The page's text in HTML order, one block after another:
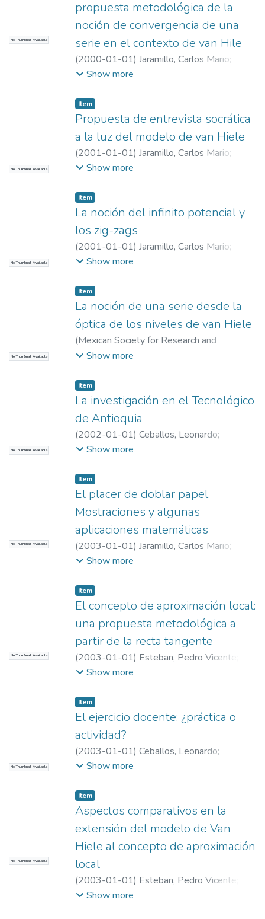
No Thumbnail Available
propuesta metodológica de la
noción de convergencia de una
serie en el contexto de van Hile
(2000-01-01) Jaramillo, Carlos Mario;
JARAMILLO, CARLOS MARIO
Educación Matemática e Historia (EAFIT –
U de A)
Show more
No Thumbnail Available
Item
Propuesta de entrevista socrática
a la luz del modelo de van Hiele
(2001-01-01) Jaramillo, Carlos Mario;
JARAMILLO, CARLOS MARIO
Educación Matemática e Historia (EAFIT –
U de A)
Show more
No Thumbnail Available
Item
La noción del infinito potencial y
los zig-zags
(2001-01-01) Jaramillo, Carlos Mario;
JARAMILLO, CARLOS MARIO
Educación Matemática e Historia (EAFIT –
U de A)
Show more
No Thumbnail Available
Item
La noción de una serie desde la
óptica de los niveles de van Hiele
(Mexican Society for Research and
Dissemination of Mathematics Education
JARAMILLO, CARLOS MARIO
EAFIT. Departamento de Ciencias;
Educación Matemática e Historia (EAFIT –
U de A)
Show more
No Thumbnail Available
Item
La investigación en el Tecnológico
de Antioquia
(2002-01-01) Ceballos, Leonardo;
Ceballos, Leonardo
Matemática e Historia (EAFIT – U de A)
Show more
No Thumbnail Available
Item
El placer de doblar papel.
Mostraciones y algunas
aplicaciones matemáticas
(2003-01-01) Jaramillo, Carlos Mario;
JARAMILLO, CARLOS MARIO
Educación Matemática e Historia (EAFIT –
U de A)
Show more
No Thumbnail Available
Item
El concepto de aproximación local:
una propuesta metodológica a
partir de la recta tangente
(2003-01-01) Esteban, Pedro Vicente
Esteban, Pedro Vicente
Matemática e Historia (EAFIT – U de A)
Show more
No Thumbnail Available
Item
El ejercicio docente: ¿práctica o
actividad?
(2003-01-01) Ceballos, Leonardo;
Ceballos, Leonardo
Matemática e Historia (EAFIT – U de A)
Show more
No Thumbnail Available
Item
Aspectos comparativos en la
extensión del modelo de Van
Hiele al concepto de aproximación
local
(2003-01-01) Esteban, Pedro Vicente
Esteban, Pedro Vicente
Show more